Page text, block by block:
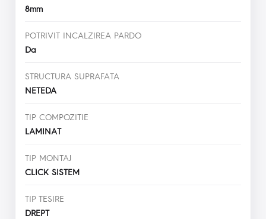
8mm
POTRIVIT INCALZIREA PARDO
Da
STRUCTURA SUPRAFATA
NETEDA
TIP COMPOZITIE
LAMINAT
TIP MONTAJ
CLICK SISTEM
TIP TESIRE
DREPT